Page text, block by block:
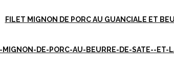
FILET MIGNON DE PORC AU GUANCIALE ET